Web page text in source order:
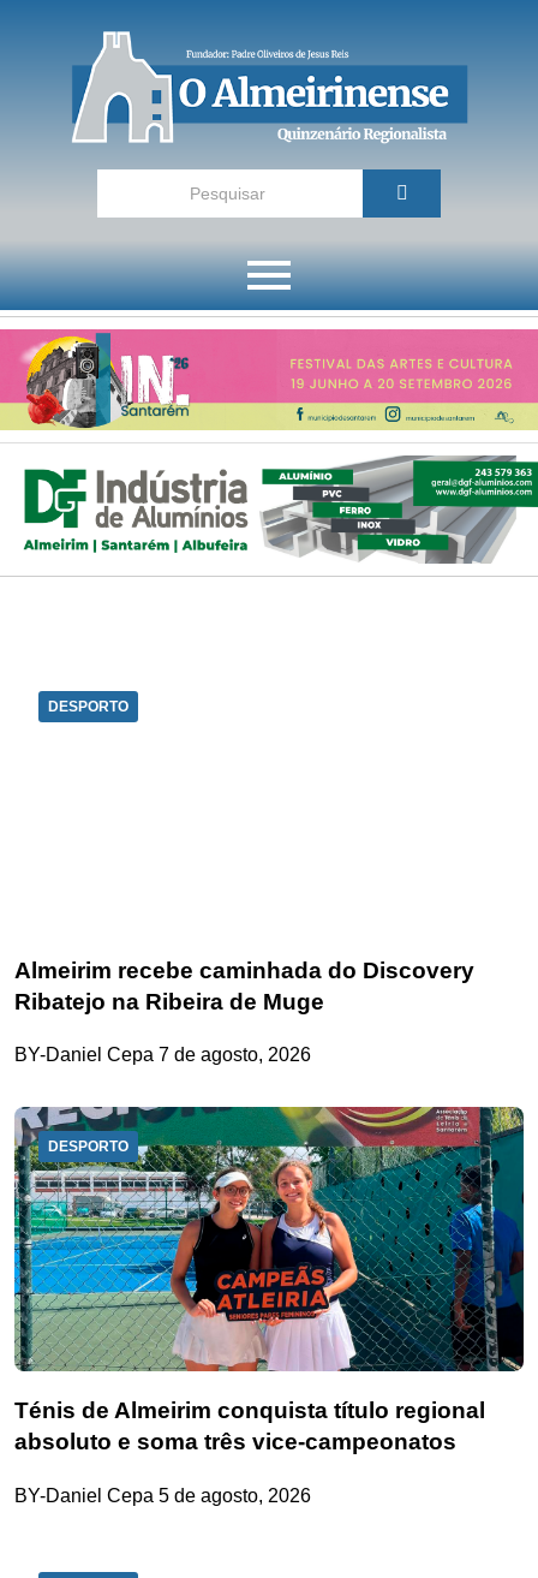
DESPORTO
Almeirim recebe caminhada do Discovery
Ribatejo na Ribeira de Muge
BY-Daniel Cepa 7 de agosto, 2026
DESPORTO
Ténis de Almeirim conquista título regional
absoluto e soma três vice-campeonatos
BY-Daniel Cepa 5 de agosto, 2026